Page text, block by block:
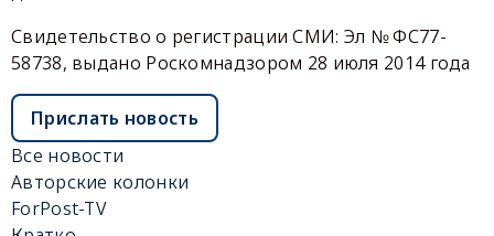
Свидетельство о регистрации СМИ: Эл № ФС77-
58738, выдано Роскомнадзором 28 июля 2014 года
Прислать новость
Все новости
Авторские колонки
ForPost-TV